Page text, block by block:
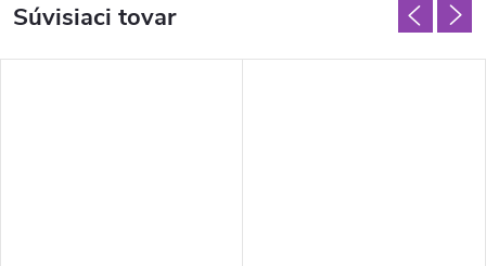
Súvisiaci tovar